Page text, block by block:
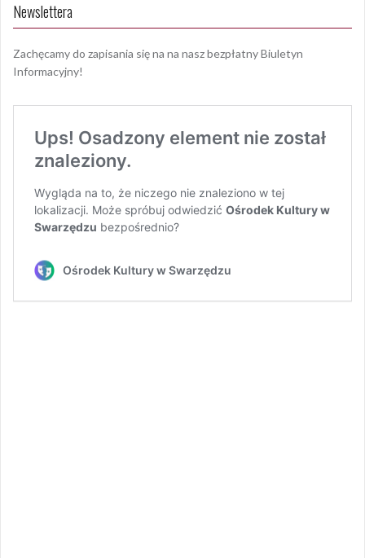
Newslettera
Zachęcamy do zapisania się na na nasz bezpłatny Biuletyn
Informacyjny!